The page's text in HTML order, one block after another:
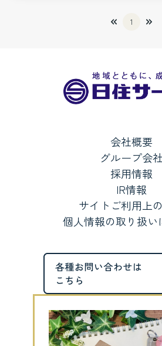
1
会社概要
グループ会社
採用情報
IR情報
サイトご利用上
個人情報の取り扱い